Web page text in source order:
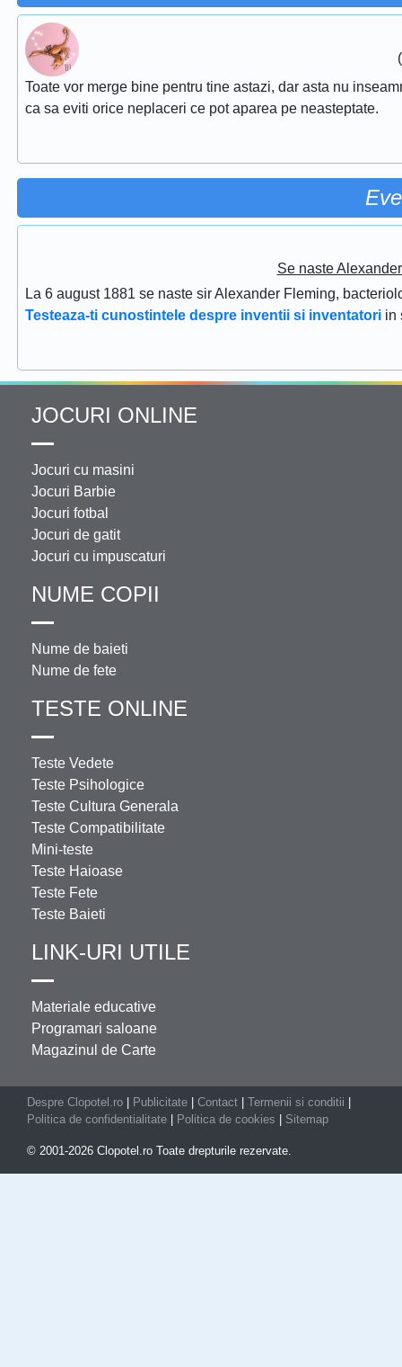
Toate vor merge bine pentru tine astazi, dar asta nu
ca sa eviti orice neplaceri ce pot aparea pe neasteptate.
Se naste
La 6 august 1881 se naste sir Alexander Fleming,
Testeaza-ti cunostintele despre inventii si inventatori in
JOCURI ONLINE
Jocuri cu masini
Jocuri Barbie
Jocuri fotbal
Jocuri de gatit
Jocuri cu impuscaturi
NUME COPII
Nume de baieti
Nume de fete
TESTE ONLINE
Teste Vedete
Teste Psihologice
Teste Cultura Generala
Teste Compatibilitate
Mini-teste
Teste Haioase
Teste Fete
Teste Baieti
LINK-URI UTILE
Materiale educative
Programari saloane
Magazinul de Carte
Despre Clopotel.ro Publicitate Contact Termenii si conditii
Politica de confidentialitate
Politica de cookies Sitemap
© 2001-2026 Clopotel.ro Toate drepturile rezervate.